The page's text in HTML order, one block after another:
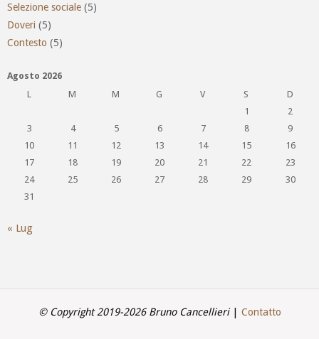
Selezione sociale (5)
Doveri (5)
Contesto (5)
Agosto 2026
L
M M G V S
D
1
2
3
4 5 6 7 8
9
10
11 12 13 14 15
16
17
18 19 20 21 22
23
24
25 26 27 28 29
30
31
« Lug
© Copyright 2019-2026 Bruno Cancellieri| Contatto